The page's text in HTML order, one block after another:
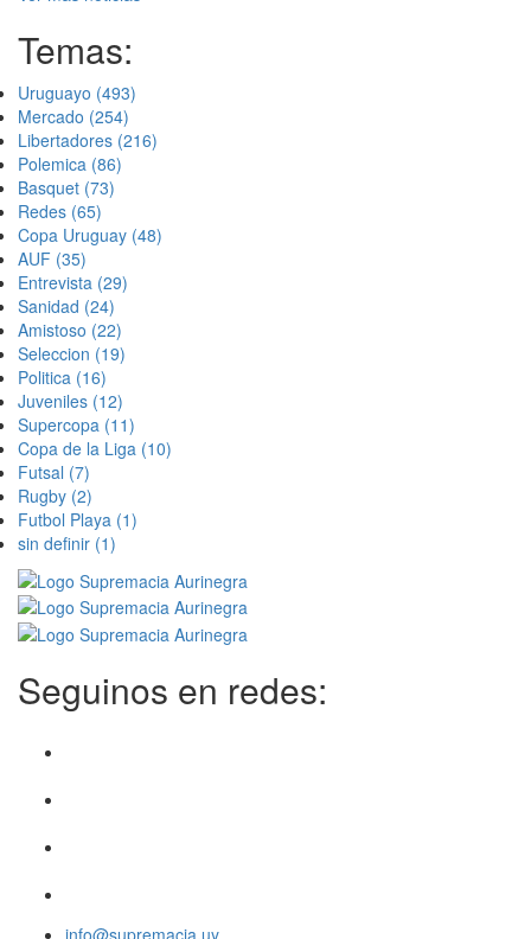
Temas:
Uruguayo (493)
Mercado (254)
Libertadores (216)
Polemica (86)
Basquet (73)
Redes (65)
Copa Uruguay (48)
AUF (35)
Entrevista (29)
Sanidad (24)
Amistoso (22)
Seleccion (19)
Politica (16)
Juveniles (12)
Supercopa (11)
Copa de la Liga (10)
Futsal (7)
Rugby (2)
Futbol Playa (1)
sin definir (1)
Seguinos en redes:
info@supremacia.uy